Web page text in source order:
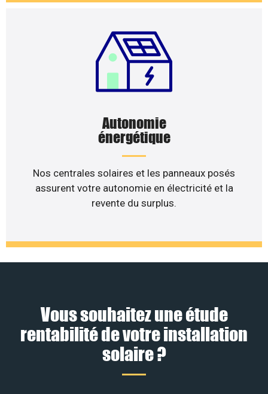
Autonomie
énergétique
Nos centrales solaires et les panneaux posés
assurent votre autonomie en électricité et la
revente du surplus.
Vous souhaitez une étude
rentabilité de votre installation
solaire ?